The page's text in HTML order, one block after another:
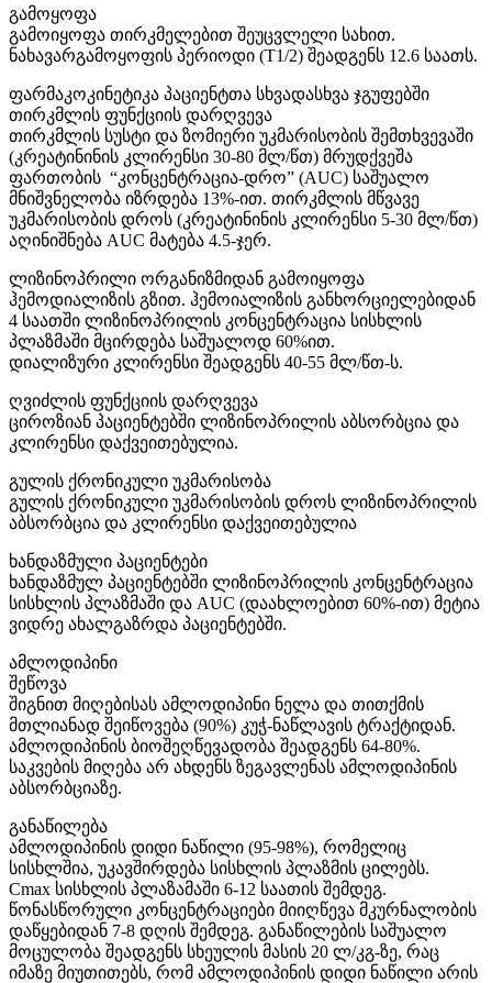
გამოყოფა
გამოიყოფა თირკმელებით შეუცვლელი სახით.
ნახავარგამოყოფის პერიოდი (T1/2) შეადგენს 12.6 საათს.
ფარმაკოკინეტიკა პაციენტთა სხვადასხვა ჯგუფებში
თირკმლის ფუნქციის დარღვევა
თირკმლის სუსტი და ზომიერი უკმარისობის შემთხვევაში
(კრეატინინის კლირენსი 30-80 მლ/წთ) მრუდქვეშა
ფართობის “კონცენტრაცია-დრო” (AUC) საშუალო
მნიშვნელობა იზრდება 13%-ით. თირკმლის მწვავე
უკმარისობის დროს (კრეატინინის კლირენსი 5-30 მლ/წთ)
აღინიშნება AUC მატება 4.5-ჯერ.
ლიზინოპრილი ორგანიზმიდან გამოიყოფა
ჰემოდიალიზის გზით. ჰემოიალიზის განხორციელებიდან
4 საათში ლიზინოპრილის კონცენტრაცია სისხლის
პლაზმაში მცირდება საშუალოდ 60%ით.
დიალიზური კლირენსი შეადგენს 40-55 მლ/წთ-ს.
ღვიძლის ფუნქციის დარღვევა
ციროზიან პაციენტებში ლიზინოპრილის აბსორბცია და
კლირენსი დაქვეითებულია.
გულის ქრონიკული უკმარისობა
გულის ქრონიკული უკმარისობის დროს ლიზინოპრილის
აბსორბცია და კლირენსი დაქვეითებულია
ხანდაზმული პაციენტები
ხანდაზმულ პაციენტებში ლიზინოპრილის კონცენტრაცია
სისხლის პლაზმაში და AUC (დაახლოებით 60%-ით) მეტია
ვიდრე ახალგაზრდა პაციენტებში.
ამლოდიპინი
შეწოვა
შიგნით მიღებისას ამლოდიპინი ნელა და თითქმის
მთლიანად შეიწოვება (90%) კუჭ-ნაწლავის ტრაქტიდან.
ამლოდიპინის ბიოშეღწევადობა შეადგენს 64-80%.
საკვების მიღება არ ახდენს ზეგავლენას ამლოდიპინის
აბსორბციაზე.
განაწილება
ამლოდიპინის დიდი ნაწილი (95-98%), რომელიც
სისხლშია, უკავშირდება სისხლის პლაზმის ცილებს.
Cmax სისხლის პლაზამაში 6-12 საათის შემდეგ.
წონასწორული კონცენტრაციები მიიღწევა მკურნალობის
დაწყებიდან 7-8 დღის შემდეგ. განაწილების საშუალო
მოცულობა შეადგენს სხეულის მასის 20 ლ/კგ-ზე, რაც
იმაზე მიუთითებს, რომ ამლოდიპინის დიდი ნაწილი არის